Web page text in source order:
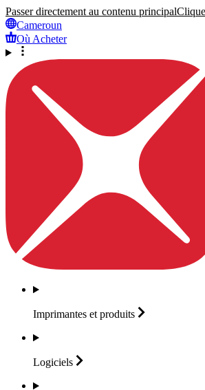
Passer directement au contenu principal
Cameroun
Où Acheter
Imprimantes et produits
Logiciels